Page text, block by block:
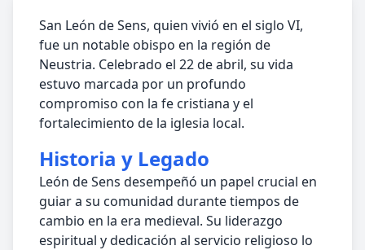
San León de Sens, quien vivió en el siglo VI,
fue un notable obispo en la región de
Neustria. Celebrado el 22 de abril, su vida
estuvo marcada por un profundo
compromiso con la fe cristiana y el
fortalecimiento de la iglesia local.
Historia y Legado
León de Sens desempeñó un papel crucial en
guiar a su comunidad durante tiempos de
cambio en la era medieval. Su liderazgo
espiritual y dedicación al servicio religioso lo